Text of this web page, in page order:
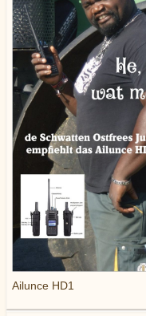
Ailunce HD1